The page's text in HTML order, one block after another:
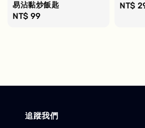
易沾黏炒飯匙
Regular
NT$ 99
NT$
追蹤我們